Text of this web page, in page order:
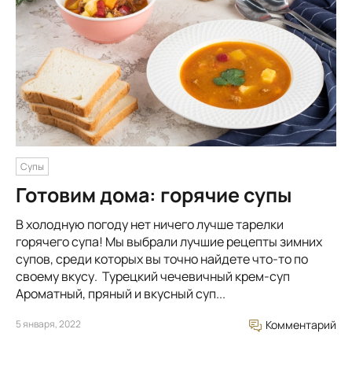
Супы
Готовим дома: горячие супы
В холодную погоду нет ничего лучше тарелки
горячего супа! Мы выбрали лучшие рецепты зимних
супов, среди которых вы точно найдете что-то по
своему вкусу. Турецкий чечевичный крем-суп
Ароматный, пряный и вкусный суп...
5 января, 2022 Комментарий